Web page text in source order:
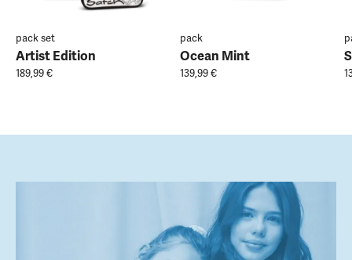
pack set
Artist Edition
189,99 €
pack
Ocean Mint
139,99 €